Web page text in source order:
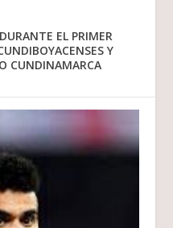
EL PRIMER
Y
CUNDINAMARCA